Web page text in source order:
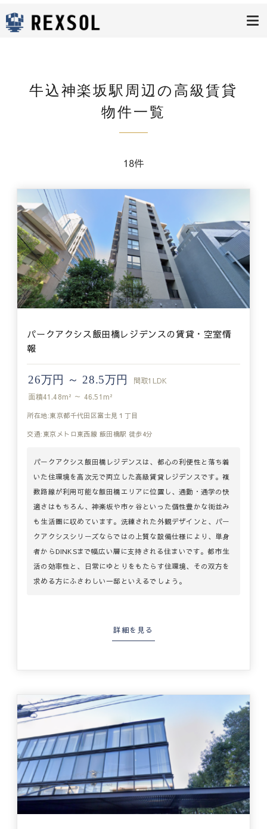
高級賃貸レク
ソル
牛込神楽坂駅周辺の高級賃貸
物件一覧
18件
パークアクシス飯田橋レジデンスの賃貸・空室情
報
26万円 ～ 28.5万円 間取1LDK
面積41.48m² ～ 46.51m²
所在地:東京都千代田区富士見１丁目
交通:東京メトロ東西線 飯田橋駅 徒歩4分
パークアクシス飯田橋レジデンスは、都心の利便性と落ち着
いた住環境を高次元で両立した高級賃貸レジデンスです。複
数路線が利用可能な飯田橋エリアに位置し、通勤・通学の快
適さはもちろん、神楽坂や市ヶ谷といった個性豊かな街並み
も生活圏に収めています。洗練された外観デザインと、パー
クアクシスシリーズならではの上質な設備仕様により、単身
者からDINKSまで幅広い層に支持される住まいです。都市生
活の効率性と、日常にゆとりをもたらす住環境、その双方を
求める方にふさわしい一邸といえるでしょう。
詳細を見る